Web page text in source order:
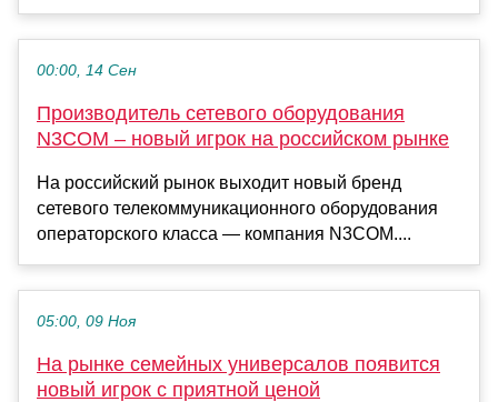
00:00, 14 Сен
Производитель сетевого оборудования
N3COM – новый игрок на российском рынке
На российский рынок выходит новый бренд
сетевого телекоммуникационного оборудования
операторского класса — компания N3COM....
05:00, 09 Ноя
На рынке семейных универсалов появится
новый игрок с приятной ценой